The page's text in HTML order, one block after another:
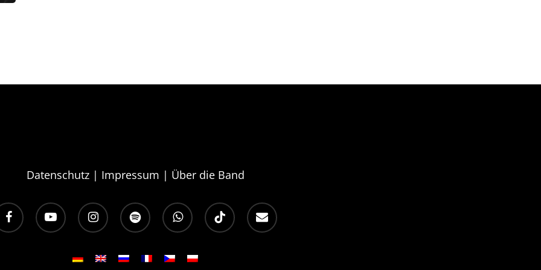
Datenschutz| Impressum | Über die Band
youtube instagram spotify whatsapp tiktok email